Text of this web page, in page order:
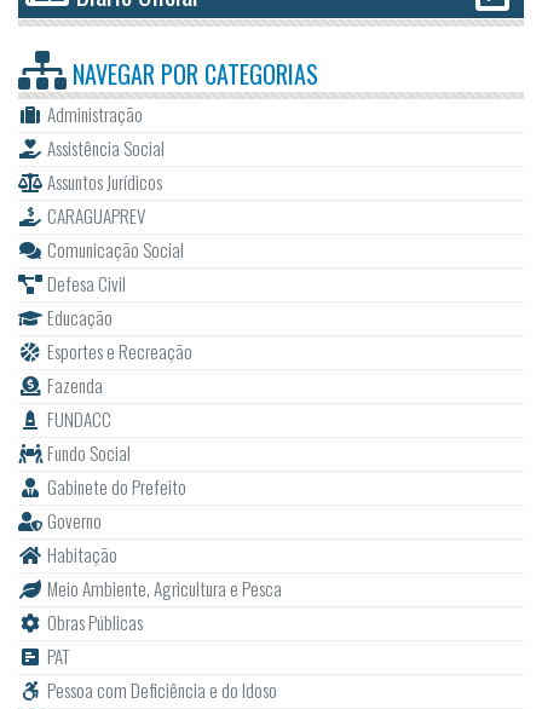
NAVEGAR POR CATEGORIAS
Administração
Assistência Social
Assuntos Jurídicos
CARAGUAPREV
Comunicação Social
Defesa Civil
Educação
Esportes e Recreação
Fazenda
FUNDACC
Fundo Social
Gabinete do Prefeito
Governo
Habitação
Meio Ambiente, Agricultura e Pesca
Obras Públicas
PAT
Pessoa com Deficiência e do Idoso